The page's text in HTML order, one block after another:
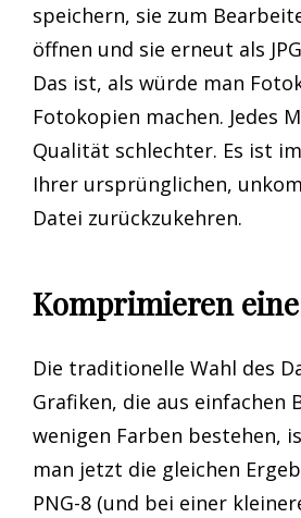
speichern, sie zum
öffnen und sie erneut als
Das ist, als würde man
Fotokopien machen. Jedes
Qualität schlechter. Es ist
Ihrer ursprünglichen,
Datei zurückzukehren.
Komprimieren
Die traditionelle Wahl des
Grafiken, die aus einfachen
wenigen Farben bestehen,
man jetzt die gleichen
PNG-8 (und bei einer